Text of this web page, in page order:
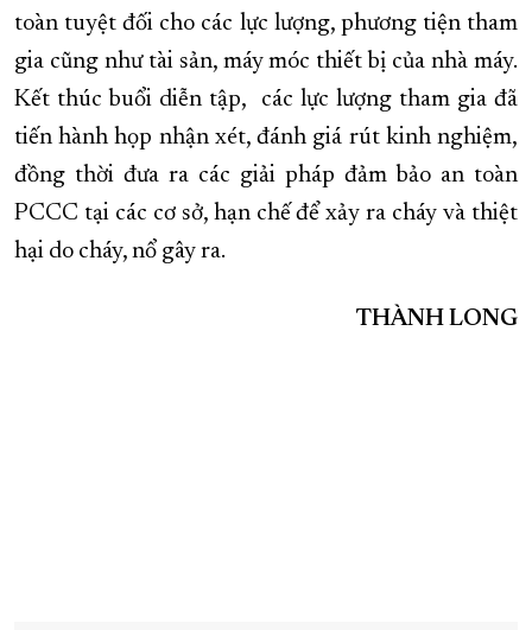
toàn tuyệt đối cho các lực lượng, phương tiện tham
gia cũng như tài sản, máy móc thiết bị của nhà máy.
Kết thúc buổi diễn tập, các lực lượng tham gia đã
tiến hành họp nhận xét, đánh giá rút kinh nghiệm,
đồng thời đưa ra các giải pháp đảm bảo an toàn
PCCC tại các cơ sở, hạn chế để xảy ra cháy và thiệt
hại do cháy, nổ gây ra.
THÀNH LONG